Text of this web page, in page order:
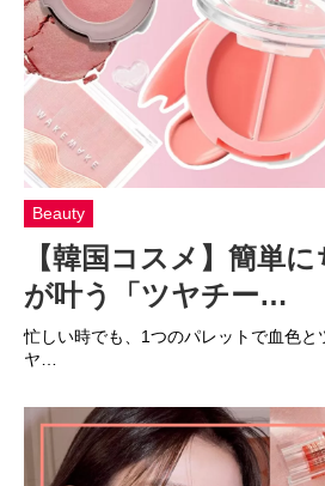
Beauty
【韓国コスメ】簡単
が叶う「ツヤチー…
忙しい時でも、1つのパレットで血色と
ヤ…